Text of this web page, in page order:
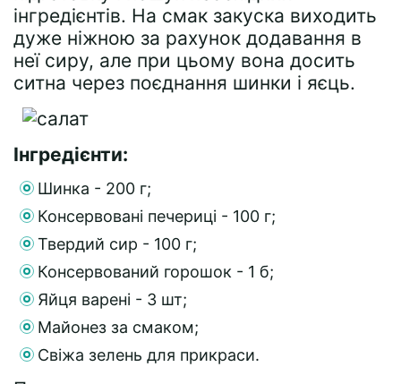
інгредієнтів. На смак закуска виходить
дуже ніжною за рахунок додавання в
неї сиру, але при цьому вона досить
ситна через поєднання шинки і яєць.
Інгредієнти:
Шинка - 200 г;
Консервовані печериці - 100 г;
Твердий сир - 100 г;
Консервований горошок - 1 б;
Яйця варені - 3 шт;
Майонез за смаком;
Свіжа зелень для прикраси.